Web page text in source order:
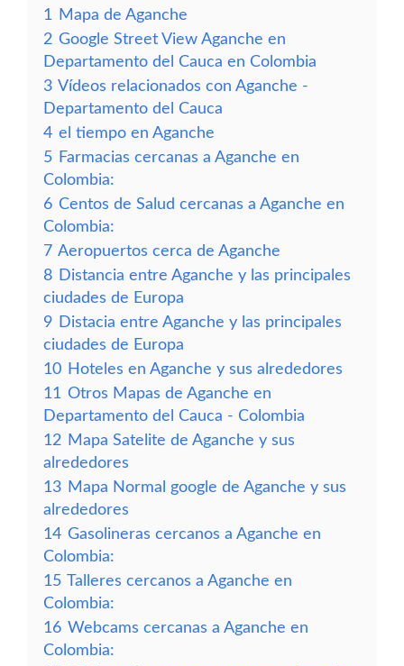
1
Mapa de Aganche
2 Google Street View Aganche en
Departamento del Cauca en Colombia
3 Vídeos relacionados con Aganche -
Departamento del Cauca
4 el tiempo en Aganche
5 Farmacias cercanas a Aganche en
Colombia:
6 Centos de Salud cercanas a Aganche en
Colombia:
7 Aeropuertos cerca de Aganche
8 Distancia entre Aganche y las principales
ciudades de Europa
9 Distacia entre Aganche y las principales
ciudades de Europa
10 Hoteles en Aganche y sus alrededores
11 Otros Mapas de Aganche en
Departamento del Cauca - Colombia
12 Mapa Satelite de Aganche y sus
alrededores
13 Mapa Normal google de Aganche y sus
alrededores
14 Gasolineras cercanos a Aganche en
Colombia:
15 Talleres cercanos a Aganche en
Colombia:
16 Webcams cercanas a Aganche en
Colombia: